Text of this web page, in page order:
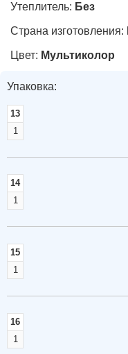
Утеплитель: Без
Страна изготовления:
Цвет: Мультиколор
Упаковка:
13
1
14
1
15
1
16
1